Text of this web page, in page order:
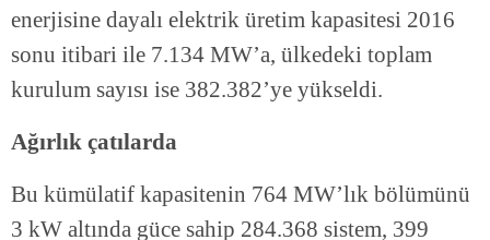
enerjisine dayalı elektrik üretim kapasitesi 2016
sonu itibari ile 7.134 MW’a, ülkedeki toplam
kurulum sayısı ise 382.382’ye yükseldi.
Ağırlık çatılarda
Bu kümülatif kapasitenin 764 MW’lık bölümünü
3 kW altında güce sahip 284.368 sistem, 399